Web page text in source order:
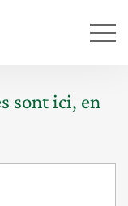
sont ici, en